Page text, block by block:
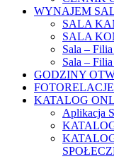
WYNAJEM
SALA
SALA
Sala –
Sala –
GODZINY
FOTORELACJE
KATALOG
Aplikacja